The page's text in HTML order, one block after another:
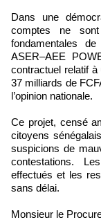
Dans une
comptes ne
fondamentales de
ASER–AEE
contractuel relatif à
37 milliards de
l’opinion nationale.
Ce projet, censé
citoyens
suspicions de
contestations.
effectués et les
sans délai.
Monsieur le